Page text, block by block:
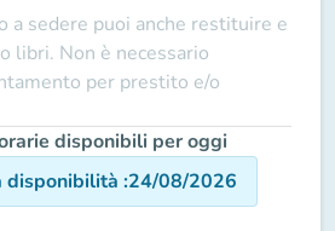
a sedere puoi anche restituire e
libri. Non è necessario
per prestito e/o
disponibili per oggi
disponibilità :24/08/2026